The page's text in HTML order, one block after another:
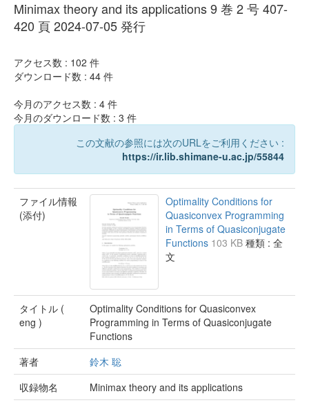
Minimax theory and its applications 9 巻 2 号 407-
420 頁 2024-07-05 発行
アクセス数 : 102 件
ダウンロード数 : 44 件
今月のアクセス数 : 4 件
今月のダウンロード数 : 3 件
この文献の参照には次のURLをご利用ください :
https://ir.lib.shimane-u.ac.jp/55844
ファイル情報
(添付)
Optimality Conditions for
Quasiconvex Programming
in Terms of Quasiconjugate
Functions 103 KB 種類 : 全
文
タイトル (
eng )
Optimality Conditions for Quasiconvex
Programming in Terms of Quasiconjugate
Functions
著者
鈴木 聡
収録物名
Minimax theory and its applications